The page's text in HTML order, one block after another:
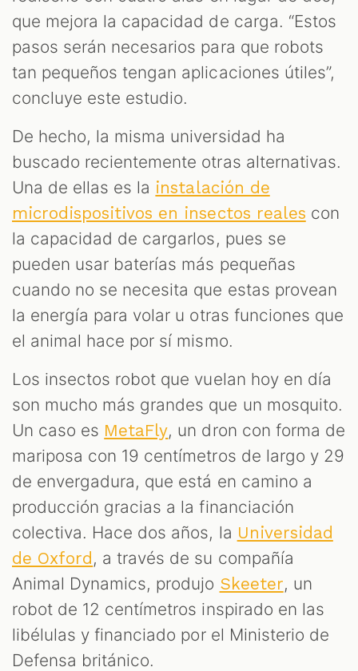
que mejora la capacidad de carga. “Estos
pasos serán necesarios para que robots
tan pequeños tengan aplicaciones útiles”,
concluye este estudio.
De hecho, la misma universidad ha
buscado recientemente otras alternativas.
Una de ellas es la instalación de
microdispositivos en insectos reales con
la capacidad de cargarlos, pues se
pueden usar baterías más pequeñas
cuando no se necesita que estas provean
la energía para volar u otras funciones que
el animal hace por sí mismo.
Los insectos robot que vuelan hoy en día
son mucho más grandes que un mosquito.
Un caso es MetaFly, un dron con forma de
mariposa con 19 centímetros de largo y 29
de envergadura, que está en camino a
producción gracias a la financiación
colectiva. Hace dos años, la Universidad
de Oxford , a través de su compañía
Animal Dynamics, produjo Skeeter, un
robot de 12 centímetros inspirado en las
libélulas y financiado por el Ministerio de
Defensa británico.